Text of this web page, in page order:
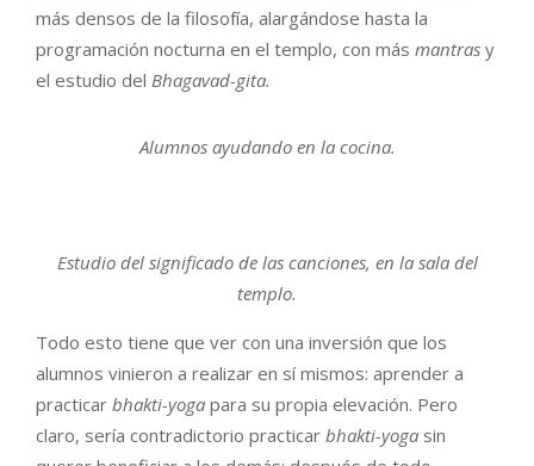
más densos de la filosofía, alargándose hasta la
programación nocturna en el templo, con más mantras y
el estudio del Bhagavad-gita.
Alumnos ayudando en la cocina.
Estudio del significado de las canciones, en la sala del
templo.
Todo esto tiene que ver con una inversión que los
alumnos vinieron a realizar en sí mismos: aprender a
practicar bhakti-yoga para su propia elevación. Pero
claro, sería contradictorio practicar bhakti-yoga sin